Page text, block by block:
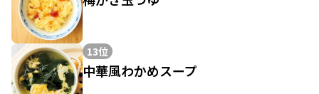
13位
中華風わかめスープ